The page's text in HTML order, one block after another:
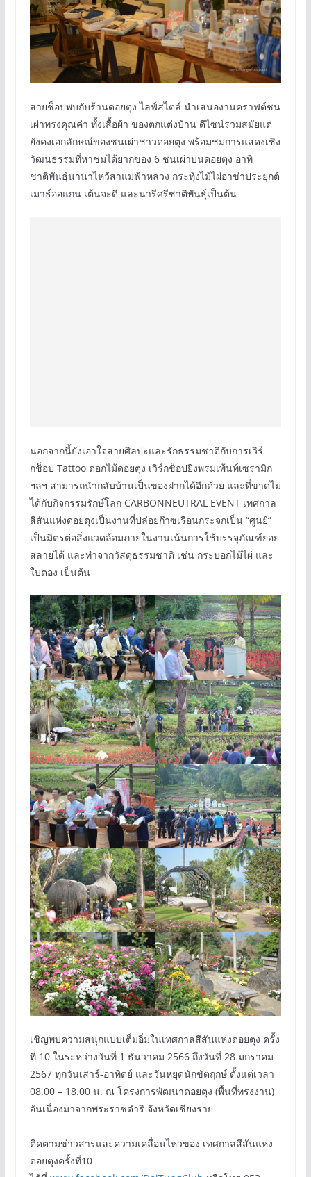
สายช็อปพบกับร้านดอยตุง ไลฟ์สไตล์ นำเสนองานคราฟต์ชน
เผ่าทรงคุณค่า ทั้งเสื้อผ้า ของตกแต่งบ้าน ดีไซน์รวมสมัยแต่
ยังคงเอกลักษณ์ของชนเผ่าชาวดอยตุง พร้อมชมการแสดงเชิง
วัฒนธรรมที่หาชมได้ยากของ 6 ชนเผ่าบนดอยตุง อาทิ
ชาติพันธุ์นานาไหว้สาแม่ฟ้าหลวง กระทุ้งไม้ไผ่อาข่าประยุกต์
เมาธ์ออแกน เต้นจะดี และนารีศรีชาติพันธุ์เป็นต้น
นอกจากนี้ยังเอาใจสายศิลปะและรักธรรมชาติกับการเวิร์
กช็อป Tattoo ดอกไม้ดอยตุง เวิร์กช็อปยิงพรมเพ้นท์เซรามิก
ฯลฯ สามารถนำกลับบ้านเป็นของฝากได้อีกด้วย และที่ขาดไม่
ได้กับกิจกรรมรักษ์โลก CARBONNEUTRAL EVENT เทศกาล
สีสันแห่งดอยตุงเป็นงานที่ปล่อยก๊าซเรือนกระจกเป็น “ศูนย์”
เป็นมิตรต่อสิ่งแวดล้อมภายในงานเน้นการใช้บรรจุภัณฑ์ย่อย
สลายได้ และทำจากวัสดุธรรมชาติ เช่น กระบอกไม้ไผ่ และ
ใบตอง เป็นต้น
เชิญพบความสนุกแบบเต็มอิ่มในเทศกาลสีสันแห่งดอยตุง ครั้ง
ที่ 10 ในระหว่างวันที่ 1 ธันวาคม 2566 ถึงวันที่ 28 มกราคม
2567 ทุกวันเสาร์-อาทิตย์ และวันหยุดนักขัตฤกษ์ ตั้งแต่เวลา
08.00 – 18.00 น. ณ โครงการพัฒนาดอยตุง (พื้นที่ทรงงาน)
อันเนื่องมาจากพระราชดำริ จังหวัดเชียงราย
ติดตามข่าวสารและความเคลื่อนไหวของ เทศกาลสีสันแห่ง
ดอยตุงครั้งที่10